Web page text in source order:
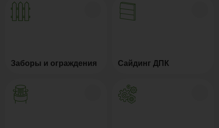
Заборы и ограждения Сайдинг ДПК